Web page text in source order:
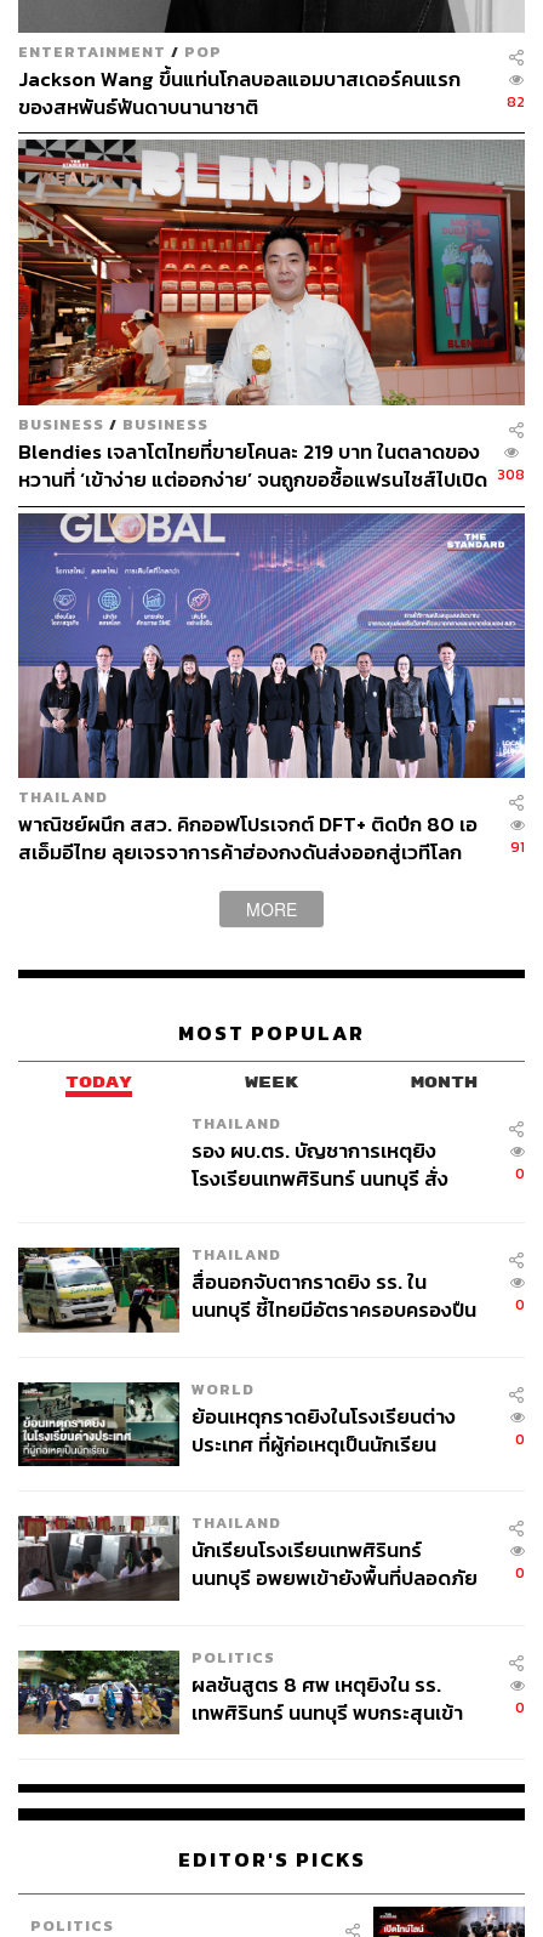
ENTERTAINMENT / POP
Jackson Wang ขึ้นแท่นโกลบอลแอมบาสเดอร์คนแรก
ของสหพันธ์ฟันดาบนานาชาติ
82
BUSINESS / BUSINESS
Blendies เจลาโตไทยที่ขายโคนละ 219 บาท ในตลาดของ
หวานที่ ‘เข้าง่าย แต่ออกง่าย’ จนถูกขอซื้อแฟรนไชส์ไปเปิด
ฮ่องกง
308
THAILAND
พาณิชย์ผนึก สสว. คิกออฟโปรเจกต์ DFT+ ติดปีก 80 เอ
สเอ็มอีไทย ลุยเจรจาการค้าฮ่องกงดันส่งออกสู่เวทีโลก
91
MORE
MOST POPULAR
TODAY WEEK MONTH
THAILAND
รอง ผบ.ตร. บัญชาการเหตุยิง
โรงเรียนเทพศิรินทร์ นนทบุรี สั่ง
0
THAILAND
สื่อนอกจับตากราดยิง รร. ใน
นนทบุรี ชี้ไทยมีอัตราครอบครองปืน
0
WORLD
ย้อนเหตุกราดยิงในโรงเรียนต่าง
ประเทศ ที่ผู้ก่อเหตุเป็นนักเรียน
0
THAILAND
นักเรียนโรงเรียนเทพศิรินทร์
นนทบุรี อพยพเข้ายังพื้นที่ปลอดภัย
0
POLITICS
ผลชันสูตร 8 ศพ เหตุยิงใน รร.
เทพศิรินทร์ นนทบุรี พบกระสุนเข้า
0
EDITOR'S PICKS
POLITICS